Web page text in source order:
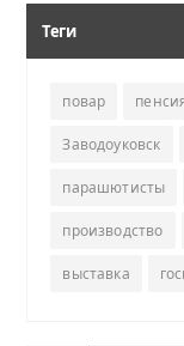
Теги
повар
Заводоуковск
парашютисты
производство
выставка